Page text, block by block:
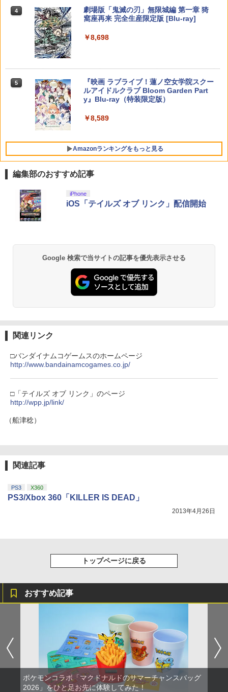
￥8,137
(アクリルスタンド2個セット+DLCチラ
シ：NEOブレイサー・アガット+【早期
購入外付特典】DLCチラシ)
￥8,950
STRASSE キャスター8個セット レーシ
ングコックピット[RCZ01/RCZ02]に取付
可 ストッパー付き 固定 移動 ハンコン設
￥5,280
5
※当店在庫僅少、次回納期未定 任天堂
どうぶつの森amiiboカード 第1弾 1パッ
ク（3枚入り） 【銀行振込不可】
新劇場版「頭文字D」10th Anniversary
Blu-ray Box【Blu-ray】 [ 宮野真守 ]
ニンテンドープリペイド番号 5000円|オ
ンラインコード版
【純正品】DualSense ワイヤレスコン
￥10,737
【国内正規品】Thrustmaster スラスト
S5、PS5 Pro、Xbox One、Xbox Serie
￥14,141
4
劇場版「鬼滅の刃」無限城編 第一章 猗
窩座再来 完全生産限定版 [Blu-ray]
￥8,698
5
『映画 ラブライブ！蓮ノ空女学院スクー
ルアイドルクラブ Bloom Garden Part
y』Blu-ray（特装限定版）
￥8,589
Amazonランキングをもっと見る
編集部のおすすめ記事
iPhone
iOS「テイルズ オブ リンク」配信開始
Google 検索で当サイトの記事を優先表示させる
関連リンク
□バンダイナムコゲームスのホームページ
http://www.bandainamcogames.co.jp/
□「テイルズ オブ リンク」のページ
http://wpp.jp/link/
（船津稔）
関連記事
PS3 X360
PS3/Xbox 360「KILLER IS DEAD」
2013年4月26日
トップページに戻る
おすすめ記事
ポケモンコラボ「マクドナルドのサマーチャンスバッグ
2026」をひと足お先に体験してみた！